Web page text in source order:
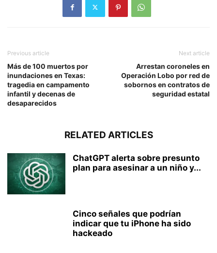
Previous article
Más de 100 muertos por
inundaciones en Texas:
tragedia en campamento
infantil y decenas de
desaparecidos
Next article
Arrestan coroneles en
Operación Lobo por red de
sobornos en contratos de
seguridad estatal
RELATED ARTICLES
ChatGPT alerta sobre presunto
plan para asesinar a un niño y...
Cinco señales que podrían
indicar que tu iPhone ha sido
hackeado